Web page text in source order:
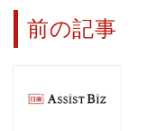
前の記事